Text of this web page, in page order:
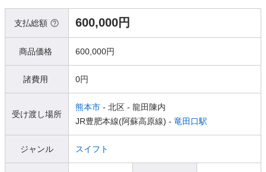
支払総額 600,000円
商品価格 600,000円
諸費用 0円
受け渡し場所
熊本市 - 北区 - 龍田陳内
JR豊肥本線(阿蘇高原線) - 竜田口駅
ジャンル スイフト